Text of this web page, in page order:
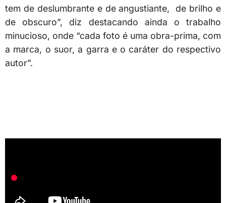
tem de deslumbrante e de angustiante, de brilho e
de obscuro”, diz destacando ainda o trabalho
minucioso, onde “cada foto é uma obra-prima, com
a marca, o suor, a garra e o caráter do respectivo
autor”.